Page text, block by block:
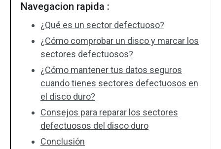
Navegacion rapida :
¿Qué es un sector defectuoso?
¿Cómo comprobar un disco y marcar los
sectores defectuosos?
¿Cómo mantener tus datos seguros
cuando tienes sectores defectuosos en
el disco duro?
Consejos para reparar los sectores
defectuosos del disco duro
Conclusión